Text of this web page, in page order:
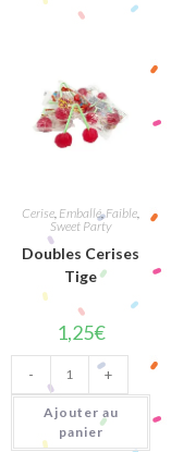
Cerise Emballé,Faible
Sweet Party
Doubles Cerises
Tige
1,25€
quantité
de
Doubles
Cerises
Tige
- +
Ajouter au
panier